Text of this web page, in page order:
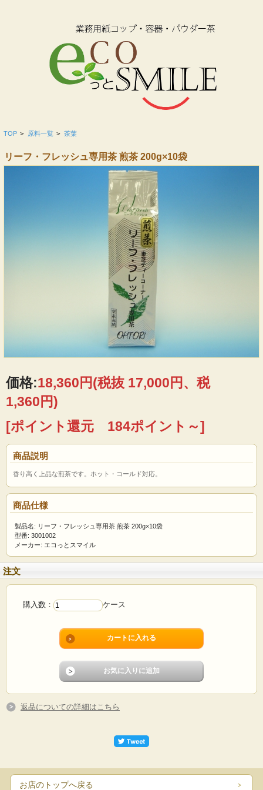
TOP > 原料一覧 > 茶葉
リーフ・フレッシュ専用茶 煎茶 200g×10袋
価格:18,360円(税抜 17,000円、税
1,360円)
[ポイント還元 184ポイント～]
商品説明
香り高く上品な煎茶です。ホット・コールド対応。
商品仕様
製品名: リーフ・フレッシュ専用茶 煎茶 200g×10袋
型番: 3001002
メーカー: エコっとスマイル
注文
購入数： ケース
返品についての詳細はこちら
お店のトップへ戻る